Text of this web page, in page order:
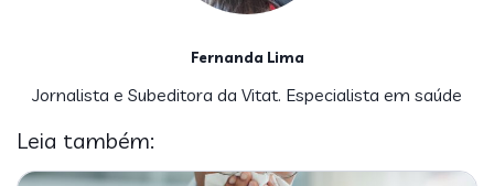
Fernanda Lima
Jornalista e Subeditora da Vitat. Especialista em saúde
Leia também: